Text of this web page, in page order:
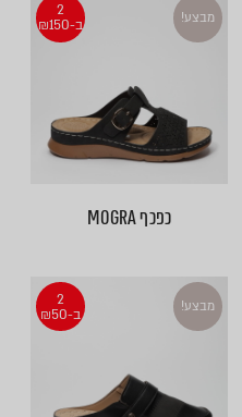
2
ב-₪150
מבצע!
כפכף MOGRA
2
ב-₪50
מבצע!